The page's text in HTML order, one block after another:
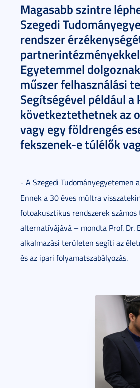
Magasabb szintre
Szegedi
rendszer
Egyetemmel
műszer felhasználási
Segítségével például
következtethetnek az
vagy egy földrengés
fekszenek-e túlélők
- A Szegedi
Ennek a 30 éves múltra
fotoakusztikus rendszerek
alternatívájává – mondta Prof. Dr.
alkalmazási területen segíti az
és az ipari folyamatszabályozás.